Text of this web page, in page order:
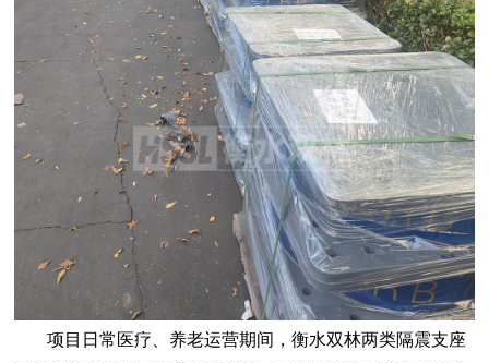
项目日常医疗、养老运营期间，衡水双林两类隔震支座